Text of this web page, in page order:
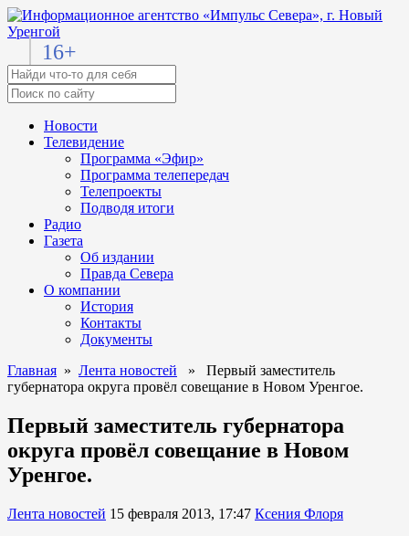
16+
Новости
Телевидение
Программа «Эфир»
Программа телепередач
Телепроекты
Подводя итоги
Радио
Газета
Об издании
Правда Севера
О компании
История
Контакты
Документы
Главная » Лента новостей » Первый заместитель
губернатора округа провёл совещание в Новом Уренгое.
Первый заместитель губернатора
округа провёл совещание в Новом
Уренгое.
Лента новостей 15 февраля 2013, 17:47 Ксения Флоря